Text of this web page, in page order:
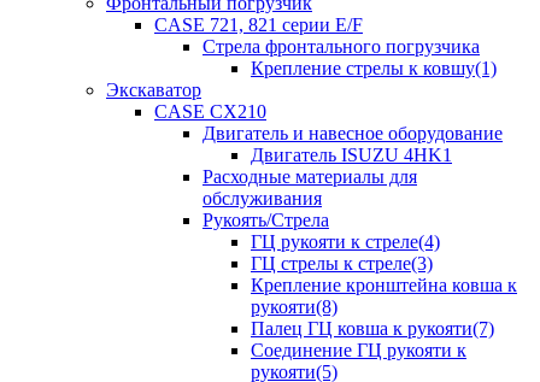
CASE 721, 821 серии E/F
Стрела фронтального погрузчика
Крепление стрелы к ковшу(1)
Экскаватор
CASE CX210
Двигатель и навесное оборудование
Двигатель ISUZU 4HK1
Расходные материалы для
обслуживания
Рукоять/Стрела
ГЦ рукояти к стреле(4)
ГЦ стрелы к стреле(3)
Крепление кронштейна ковша к
рукояти(8)
Палец ГЦ ковша к рукояти(7)
Соединение ГЦ рукояти к
рукояти(5)